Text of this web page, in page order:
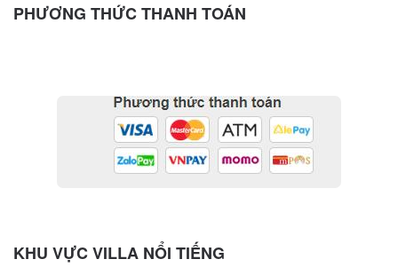
PHƯƠNG THỨC THANH TOÁN
KHU VỰC VILLA NỔI TIẾNG